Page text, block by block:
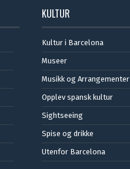
KULTUR
Kultur i Barcelona
Museer
Musikk og Arrangementer
Opplev spansk kultur
Sightseeing
Spise og drikke
Utenfor Barcelona